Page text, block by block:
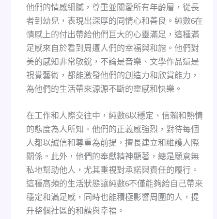
他們的情感細膩，尊重並關愛所有年齡層，從長
者到幼兒，表現出深厚的同情心和善良。純數6在
情感上的付出帶給他們巨大的心靈滿足，這種滿
足感來自於看到周遭人們的幸福與和諧。他們對
美的感知非常敏銳，不論是音樂、文學作品還是
視覺藝術，都能激發他們的創造力和欣賞能力，
為他們的生活帶來源源不斷的靈感和快樂。
在工作和人際交往中，純數6以穩定、信賴和熱情
的態度為人所知。他們的正義感強烈，對待每個
人都以誠信和尊重為前提，擅長建立和維護人際
關係。此外，他們的奉獻精神顯著，總是願意無
私地幫助他人，尤其重視對承諾與責任的履行。
這種高頻的生活狀態讓純數6不僅能夠給自己帶來
穩定和滿足感，同時也能積極影響周圍的人，提
升整個社區的和諧與幸福。